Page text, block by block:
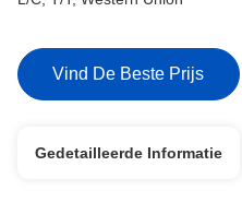
Vind De Beste Prijs
Gedetailleerde Informatie